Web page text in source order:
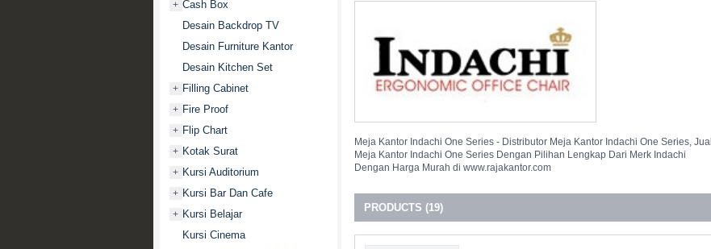
+ Cash Box
Desain Backdrop TV
Desain Furniture Kantor
Desain Kitchen Set
+ Filling Cabinet
+ Fire Proof
+ Flip Chart
+ Kotak Surat
+ Kursi Auditorium
+ Kursi Bar Dan Cafe
+ Kursi Belajar
Kursi Cinema
Meja Kantor Indachi One Series - Distributor Meja Kantor Indachi One Series, Jual
Meja Kantor Indachi One Series Dengan Pilihan Lengkap Dari Merk Indachi
Dengan Harga Murah di www.rajakantor.com
PRODUCTS (19)